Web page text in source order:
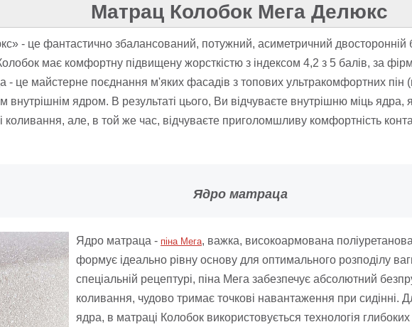
Матрац Колобок Мега Делюкс
- це фантастично збалансований, потужний, асиметричний двосторонній
має комфортну підвищену жорсткістю з індексом 4,2 з 5 балів, за
це майстерне поєднання м'яких фасадів з топових ультракомфортних пін
внутрішнім ядром. В результаті цього, Ви відчуваєте внутрішню міць ядра,
коливання, але, в той же час, відчуваєте приголомшливу комфортність
Ядро матраца
Ядро матраца - піна Мега, важка, високоармована
формує ідеально рівну основу для оптимального розподілу
спеціальній рецептурі, піна Мега забезпечує абсолютний
коливання, чудово тримає точкові навантаження при сидінні.
ядра, в матраці Колобок використовується технологія